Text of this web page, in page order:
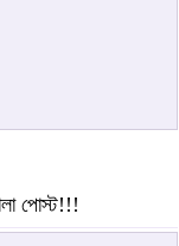
পোস্ট!!!